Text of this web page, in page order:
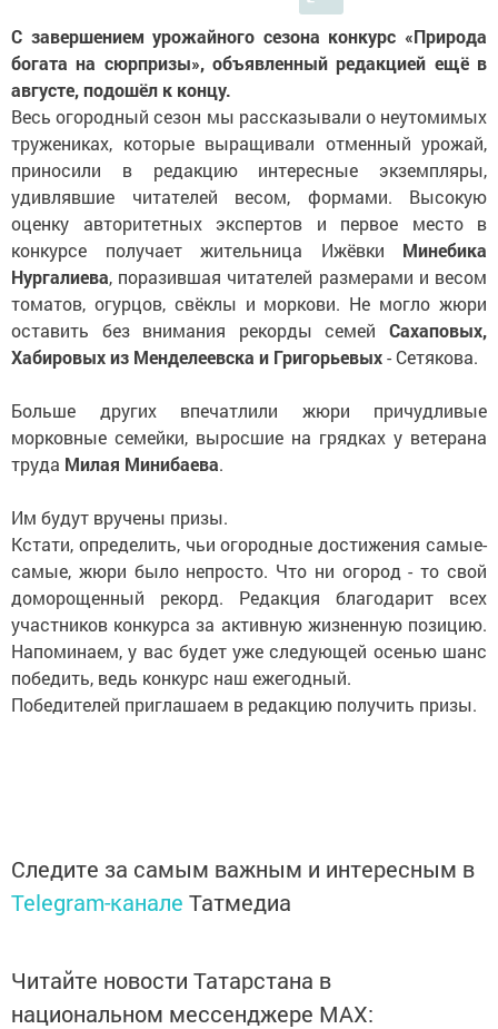
С завершением урожайного сезона конкурс «Природа
богата на сюрпризы», объявленный редакцией ещё в
августе, подошёл к концу.
Весь огородный сезон мы рассказывали о неутомимых
тружениках, которые выращивали отменный урожай,
приносили в редакцию интересные экземпляры,
удивлявшие читателей весом, формами. Высокую
оценку авторитетных экспертов и первое место в
конкурсе получает жительница Ижёвки Минебика
Нургалиева, поразившая читателей размерами и весом
томатов, огурцов, свёклы и моркови. Не могло жюри
оставить без внимания рекорды семей Сахаповых,
Хабировых из Менделеевска и Григорьевых- Сетякова.
Больше других впечатлили жюри причудливые
морковные семейки, выросшие на грядках у ветерана
труда Милая Минибаева.
Им будут вручены призы.
Кстати, определить, чьи огородные достижения самые-
самые, жюри было непросто. Что ни огород - то свой
доморощенный рекорд. Редакция благодарит всех
участников конкурса за активную жизненную позицию.
Напоминаем, у вас будет уже следующей осенью шанс
победить, ведь конкурс наш ежегодный.
Победителей приглашаем в редакцию получить призы.
Следите за самым важным и интересным в
Telegram-канале Татмедиа
Читайте новости Татарстана в
национальном мессенджере MАХ: